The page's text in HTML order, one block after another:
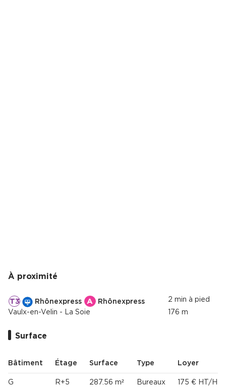
À proximité
T3 M Rhônexpress A
Rhônexpress
Vaulx-en-Velin - La Soie
2 min à pied
176 m
Surface
Bâtiment Étage Surface Type Loyer
G R+5 287.56 m² Bureaux 175 € HT/